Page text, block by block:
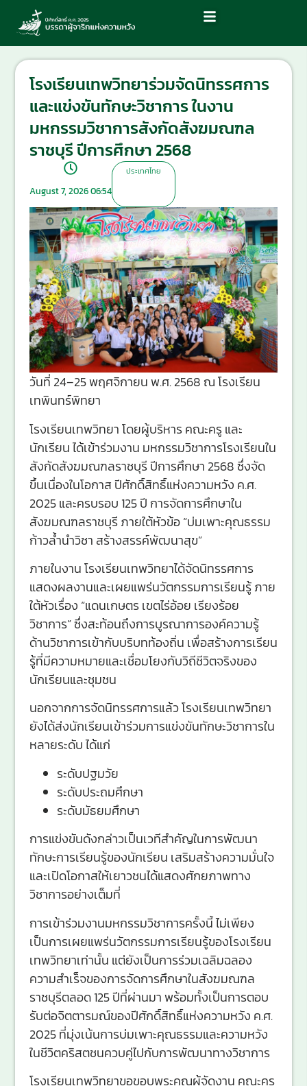
โรงเรียนเทพวิทยาร่วมจัดนิทรรศการ
และแข่งขันทักษะวิชาการ ในงาน
มหกรรมวิชาการสังกัดสังฆมณฑล
ราชบุรี ปีการศึกษา 2568
August 7, 2026 06:54
ประเทศไทย
วันที่ 24–25 พฤศจิกายน พ.ศ. 2568 ณ โรงเรียน
เทพินทร์พิทยา
โรงเรียนเทพวิทยา โดยผู้บริหาร คณะครู และ
นักเรียน ได้เข้าร่วมงาน มหกรรมวิชาการโรงเรียนใน
สังกัดสังฆมณฑลราชบุรี ปีการศึกษา 2568 ซึ่งจัด
ขึ้นเนื่องในโอกาส ปีศักดิ์สิทธิ์แห่งความหวัง ค.ศ.
2025 และครบรอบ 125 ปี การจัดการศึกษาใน
สังฆมณฑลราชบุรี ภายใต้หัวข้อ “บ่มเพาะคุณธรรม
ก้าวล้ำนำวิชา สร้างสรรค์พัฒนาสุข”
ภายในงาน โรงเรียนเทพวิทยาได้จัดนิทรรศการ
แสดงผลงานและเผยแพร่นวัตกรรมการเรียนรู้ ภาย
ใต้หัวเรื่อง “แดนเกษตร เขตไร่อ้อย เรียงร้อย
วิชาการ” ซึ่งสะท้อนถึงการบูรณาการองค์ความรู้
ด้านวิชาการเข้ากับบริบทท้องถิ่น เพื่อสร้างการเรียน
รู้ที่มีความหมายและเชื่อมโยงกับวิถีชีวิตจริงของ
นักเรียนและชุมชน
นอกจากการจัดนิทรรศการแล้ว โรงเรียนเทพวิทยา
ยังได้ส่งนักเรียนเข้าร่วมการแข่งขันทักษะวิชาการใน
หลายระดับ ได้แก่
ระดับปฐมวัย
ระดับประถมศึกษา
ระดับมัธยมศึกษา
การแข่งขันดังกล่าวเป็นเวทีสำคัญในการพัฒนา
ทักษะการเรียนรู้ของนักเรียน เสริมสร้างความมั่นใจ
และเปิดโอกาสให้เยาวชนได้แสดงศักยภาพทาง
วิชาการอย่างเต็มที่
การเข้าร่วมงานมหกรรมวิชาการครั้งนี้ ไม่เพียง
เป็นการเผยแพร่นวัตกรรมการเรียนรู้ของโรงเรียน
เทพวิทยาเท่านั้น แต่ยังเป็นการร่วมเฉลิมฉลอง
ความสำเร็จของการจัดการศึกษาในสังฆมณฑล
ราชบุรีตลอด 125 ปีที่ผ่านมา พร้อมทั้งเป็นการตอบ
รับต่อจิตตารมณ์ของปีศักดิ์สิทธิ์แห่งความหวัง ค.ศ.
2025 ที่มุ่งเน้นการบ่มเพาะคุณธรรมและความหวัง
ในชีวิตคริสตชนควบคู่ไปกับการพัฒนาทางวิชาการ
โรงเรียนเทพวิทยาขอขอบพระคุณผู้จัดงาน คณะครู